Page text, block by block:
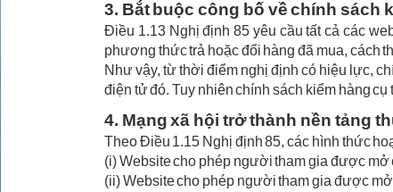
3. Bắt buộc công bố về chính sách
Điều 1.13 Nghị định 85 yêu cầu tất cả các
phương thức trả hoặc đổi hàng đã mua, cách
Như vậy, từ thời điểm nghị định có hiệu lực,
điện tử đó. Tuy nhiên chính sách kiểm hàng
4. Mạng xã hội trở thành nền tảng
Theo Điều 1.15 Nghị định 85, các hình thức
(i) Website cho phép người tham gia được
(ii) Website cho phép người tham gia được